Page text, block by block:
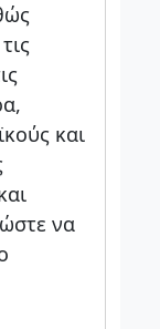
και
να